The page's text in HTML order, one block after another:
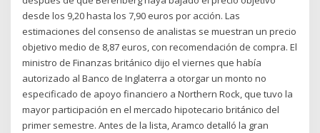
desde los 9,20 hasta los 7,90 euros por acción. Las
estimaciones del consenso de analistas se muestran un precio
objetivo medio de 8,87 euros, con recomendación de compra. El
ministro de Finanzas británico dijo el viernes que había
autorizado al Banco de Inglaterra a otorgar un monto no
especificado de apoyo financiero a Northern Rock, que tuvo la
mayor participación en el mercado hipotecario británico del
primer semestre. Antes de la lista, Aramco detalló la gran